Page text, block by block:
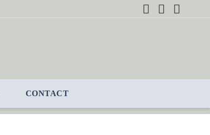
CONTACT